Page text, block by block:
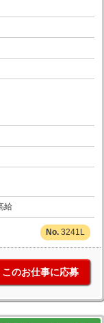
給
3241L
このお仕事に応募